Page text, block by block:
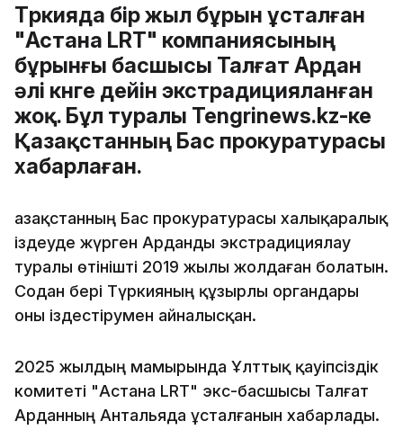
Түркияда бір жыл бұрын ұсталған
"Астана LRT" компаниясының
бұрынғы басшысы Талғат Ардан
әлі күнге дейін экстрадицияланған
жоқ. Бұл туралы Tengrinews.kz-ке
Қазақстанның Бас прокуратурасы
хабарлаған.
Қазақстанның Бас прокуратурасы халықаралық
іздеуде жүрген Арданды экстрадициялау
туралы өтінішті 2019 жылы жолдаған болатын.
Содан бері Түркияның құзырлы органдары
оны іздестірумен айналысқан.
2025 жылдың мамырында Ұлттық қауіпсіздік
комитеті "Астана LRT" экс-басшысы Талғат
Арданның Антальяда ұсталғанын хабарлады.